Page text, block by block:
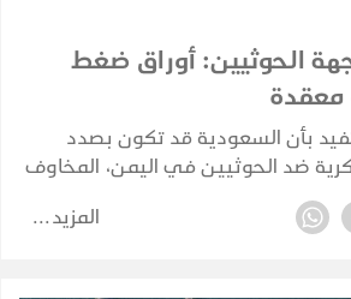
الحوثيين: أوراق ضغط
تفيد بأن السعودية قد تكون بصدد
ضد الحوثيين في اليمن، المخاوف
إلى حرب برية مباشرة. لكن الأدلة
إلى تخطيط احترازي وإعادة تموضع
المزيد